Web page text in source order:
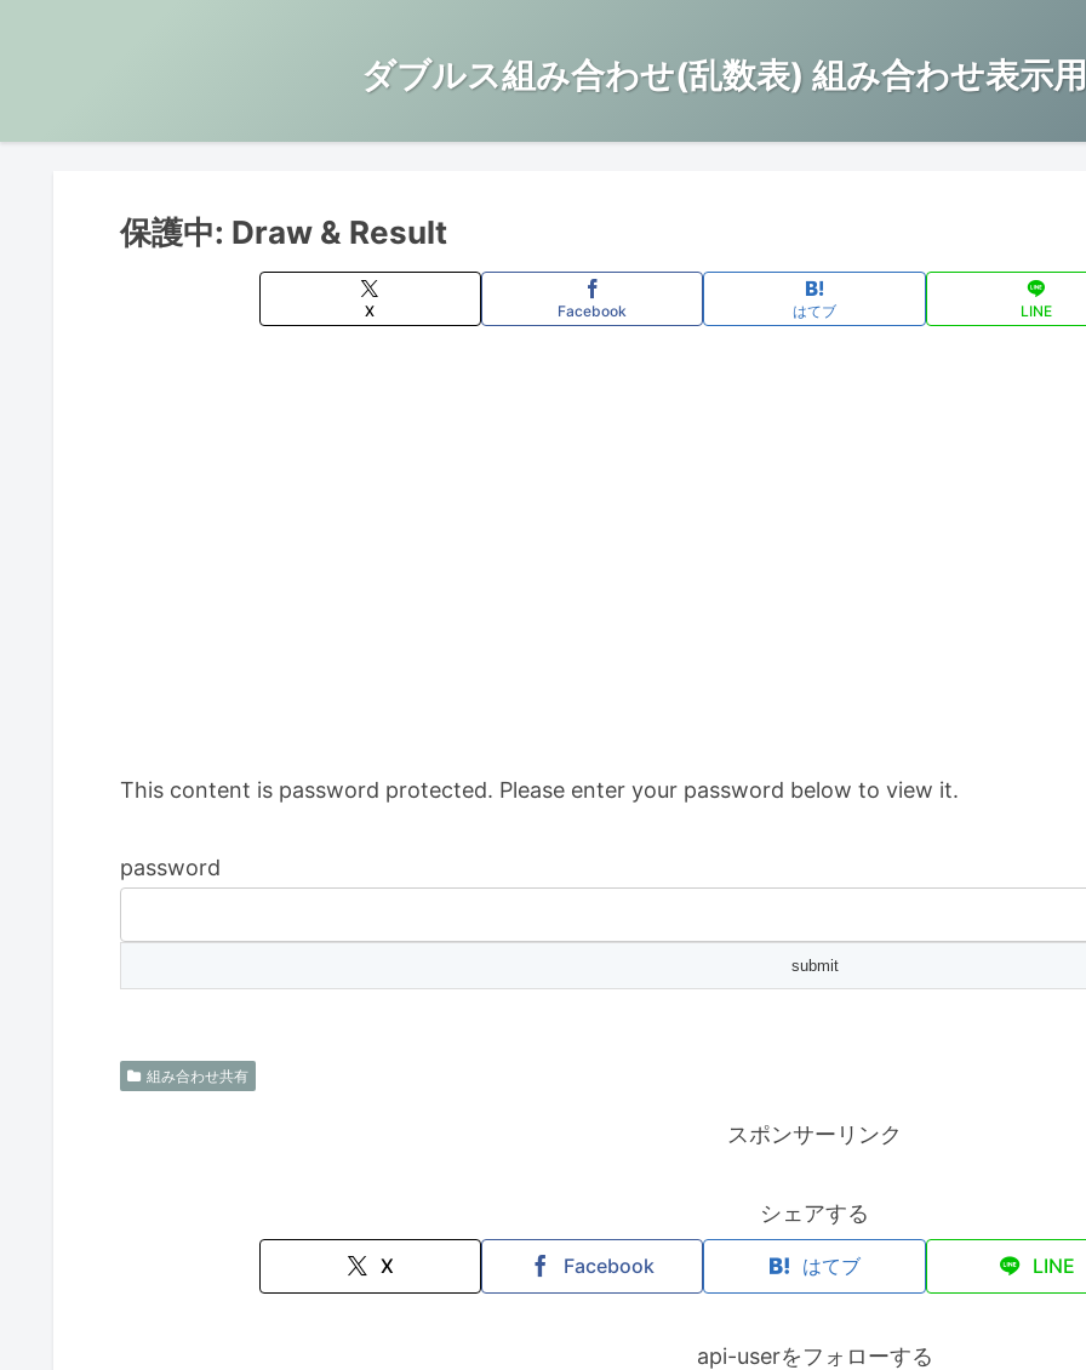
ダブルス組み合わせ(乱数表) 組み合わせ表示
保護中: Draw & Result
X Facebook はてブ LINE
This content is password protected. Please enter your password below to view it.
password
組み合わせ共有
スポンサーリンク
シェアする
X Facebook はてブ LINE
api-userをフォローする